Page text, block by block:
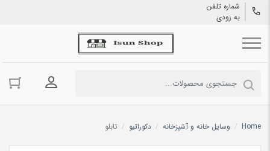
شماره تلفن
به زودی
ورود به
Home
/ وسایل خانه و آشپزخانه / دکوراتیو / تابلو